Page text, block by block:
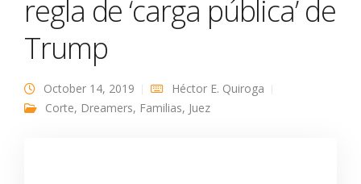
regla de ‘carga pública’ de
Trump
October 14, 2019
Héctor E. Quiroga
Corte, Dreamers, Familias, Juez